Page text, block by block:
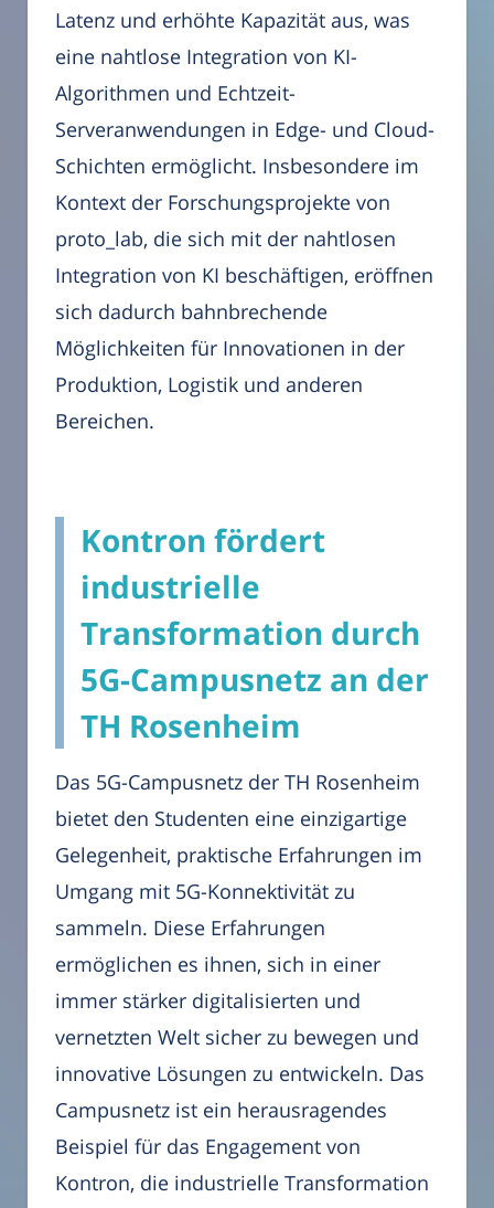
Latenz und erhöhte Kapazität aus, was
eine nahtlose Integration von KI-
Algorithmen und Echtzeit-
Serveranwendungen in Edge- und Cloud-
Schichten ermöglicht. Insbesondere im
Kontext der Forschungsprojekte von
proto_lab, die sich mit der nahtlosen
Integration von KI beschäftigen, eröffnen
sich dadurch bahnbrechende
Möglichkeiten für Innovationen in der
Produktion, Logistik und anderen
Bereichen.
Kontron fördert
industrielle
Transformation durch
5G-Campusnetz an der
TH Rosenheim
Das 5G-Campusnetz der TH Rosenheim
bietet den Studenten eine einzigartige
Gelegenheit, praktische Erfahrungen im
Umgang mit 5G-Konnektivität zu
sammeln. Diese Erfahrungen
ermöglichen es ihnen, sich in einer
immer stärker digitalisierten und
vernetzten Welt sicher zu bewegen und
innovative Lösungen zu entwickeln. Das
Campusnetz ist ein herausragendes
Beispiel für das Engagement von
Kontron, die industrielle Transformation